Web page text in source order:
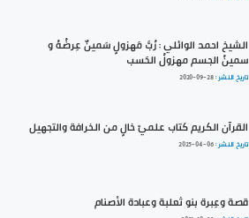
الشيخ احمد الوائلي : رُبَّ مَهزولٍ سَمينٌ عِرضُهُ و
سمينُ الجسم مهزولُ الحَسب
تاريخ النشر :2020-09-28
القرآن الكريم كتاب علميّ خالٍ من الخرافة والتجهيل
تاريخ النشر :2025-04-06
قصة وعِبرة بنو ثعلبة وعبادة الأصنام